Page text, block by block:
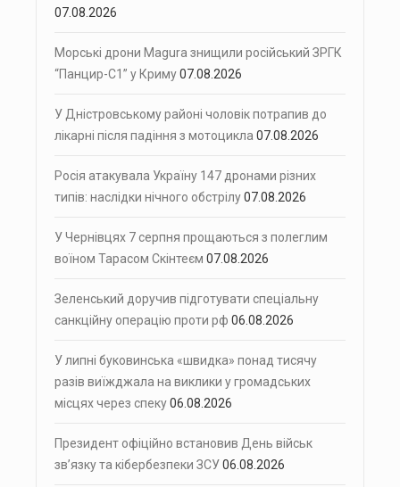
07.08.2026
Морські дрони Magura знищили російський ЗРГК
“Панцир-С1” у Криму07.08.2026
У Дністровському районі чоловік потрапив до
лікарні після падіння з мотоцикла 07.08.2026
Росія атакувала Україну 147 дронами різних
типів: наслідки нічного обстрілу07.08.2026
У Чернівцях 7 серпня прощаються з полеглим
воїном Тарасом Скінтеєм 07.08.2026
Зеленський доручив підготувати спеціальну
санкційну операцію проти рф 06.08.2026
У липні буковинська «швидка» понад тисячу
разів виїжджала на виклики у громадських
місцях через спеку06.08.2026
Президент офіційно встановив День військ
зв’язку та кібербезпеки ЗСУ06.08.2026